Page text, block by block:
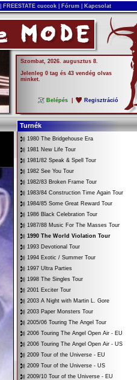
FREESTATE cuccok Fórum Kapcsolat
Szombat, 2026. augusztus 8.
Jelenleg 0 tag és 43 vendég olvas
minket.
Belépés Regisztráció
Turnék
1980 The Bridgehouse Era
1981 New Life Tour
1981/82 Speak & Spell Tour
1982 See You Tour
1982/83 Broken Frame Tour
1983/84 Construction Time Again Tour
1984/85 Some Great Reward Tour
1986 Black Celebration Tour
1987/88 Music For The Masses Tour
1990 The World Violation Tour
1993 Devotional Tour
1994 Exotic / Summer Tour
1997 Ultra Parties
1998 The Singles Tour
2001 Exciter Tour
2003 A Night with Martin L. Gore
2003 Paper Monsters Tour
2005/06 Touring The Angel Tour
2006 Touring The Angel Open Air - EU
2006 Touring The Angel Open Air - US
2009 Tour of the Universe - EU
2009 Tour of the Universe - US
2009/10 Tour of the Universe - EU